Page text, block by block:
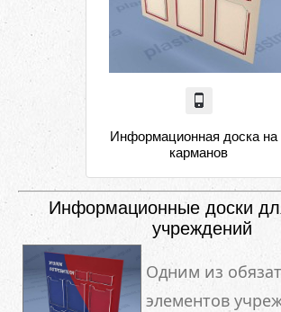
Информационная доска на
карманов
Информационные доски
учреждений
Одним из
элементов